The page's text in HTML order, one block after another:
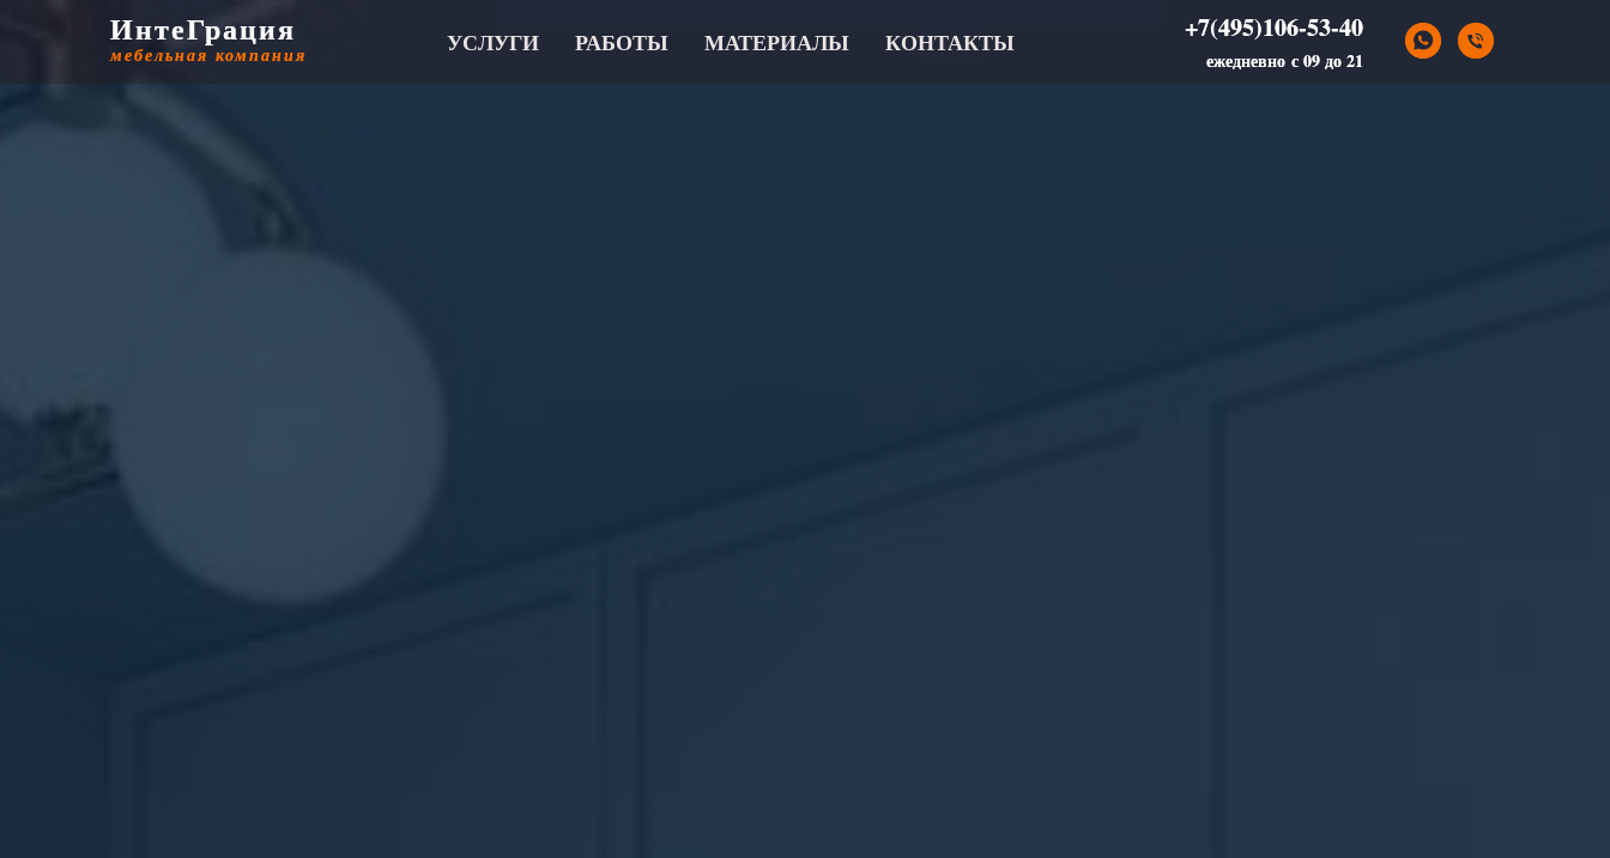
ИнтеГрация
мебельная компания УСЛУГИ РАБОТЫ МАТЕРИАЛЫ КОНТАКТЫ +7(495)106-53-40
ежедневно с 09 до 21
ИнтеГрация
мебельная компания
+7(495)106-53-40
ежедневно с 09 до 21